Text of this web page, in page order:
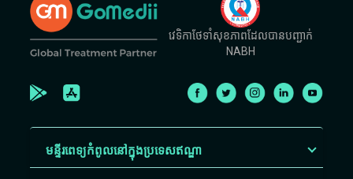
វេទិកាថែទាំសុខភាពដែលបានបញ្ជាក់
NABH
មន្ទីរពេទ្យកំពូលនៅក្នុងប្រទេសឥណ្ឌា